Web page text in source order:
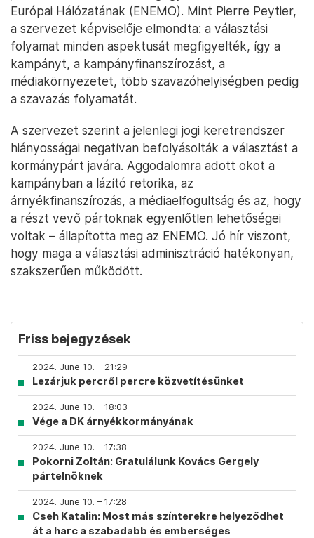
Európai Hálózatának (ENEMO). Mint Pierre Peytier,
a szervezet képviselője elmondta: a választási
folyamat minden aspektusát megfigyelték, így a
kampányt, a kampányfinanszírozást, a
médiakörnyezetet, több szavazóhelyiségben pedig
a szavazás folyamatát.
A szervezet szerint a jelenlegi jogi keretrendszer
hiányosságai negatívan befolyásolták a választást a
kormánypárt javára. Aggodalomra adott okot a
kampányban a lázító retorika, az
árnyékfinanszírozás, a médiaelfogultság és az, hogy
a részt vevő pártoknak egyenlőtlen lehetőségei
voltak – állapította meg az ENEMO. Jó hír viszont,
hogy maga a választási adminisztráció hatékonyan,
szakszerűen működött.
Friss bejegyzések
2024. June 10. – 21:29
Lezárjuk percről percre közvetítésünket
2024. June 10. – 18:03
Vége a DK árnyékkormányának
2024. June 10. – 17:38
Pokorni Zoltán: Gratulálunk Kovács Gergely
pártelnöknek
2024. June 10. – 17:28
Cseh Katalin: Most más színterekre helyeződhet
át a harc a szabadabb és emberséges